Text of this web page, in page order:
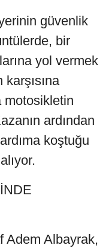
güvenlik
bir
yol vermek
motosikletin
ardından
koştuğu
Adem Albayrak,